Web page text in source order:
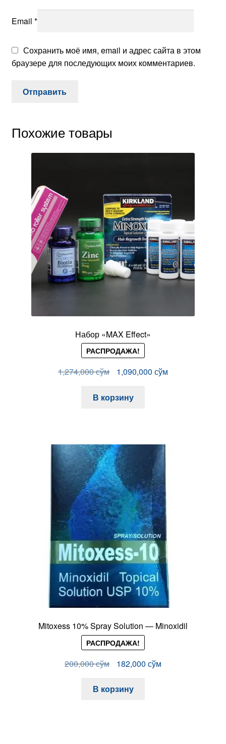
Email *
Сохранить моё имя, email и адрес сайта в этом
браузере для последующих моих комментариев.
Похожие товары
Набор «MAX Effect»
РАСПРОДАЖА!
1,274,000сўм
Первоначальная
составляла
1,090,000 сўмТекущая
В корзину
Mitoxess 10% Spray Solution — Minoxidil
РАСПРОДАЖА!
200,000сўм
Первоначальная
составляла
182,000 сўмТекущая
В корзину